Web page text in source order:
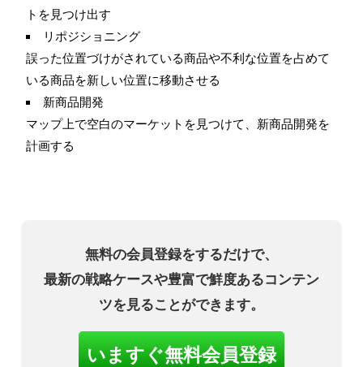
トを見つけ出す
リポジショニング
誤った位置づけがされている商品や不利な位置を占めて
いる商品を新しい位置に移動させる
新商品開発
マップ上で空白のマーケットを見つけて、新商品開発を
計画する
無料の会員登録をするだけで、
最新の戦略ケースや豊富で鮮度あるコンテン
ツを見ることができます。
いますぐ無料会員登録